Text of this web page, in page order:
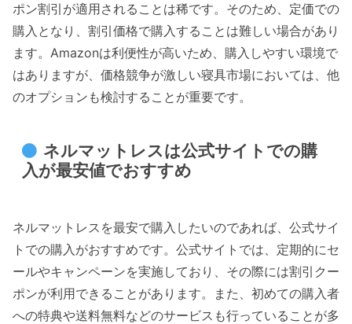
ポン割引が適用されることは稀です。そのため、定価での
購入となり、割引価格で購入することは難しい場合があり
ます。Amazonは利便性が高いため、購入しやすい環境で
はありますが、価格競争が激しい寝具市場においては、他
のオプションも検討することが重要です。
ネルマットレスは公式サイトでの購
入が最安値でおすすめ
ネルマットレスを最安で購入したいのであれば、公式サイ
トでの購入がおすすめです。公式サイトでは、定期的にセ
ールやキャンペーンを実施しており、その際には割引クー
ポンが利用できることがあります。また、初めての購入者
への特典や送料無料などのサービスも行っていることが多